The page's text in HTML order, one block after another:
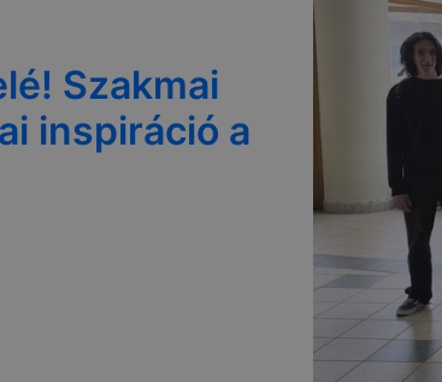
Szakmai
inspiráció a